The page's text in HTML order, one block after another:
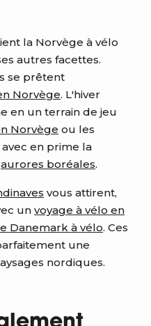
la Norvège à vélo
autres facettes.
se prêtent
Norvège. L'hiver
en un terrain de jeu
Norvège ou les
avec en prime la
aurores boréales.
vous attirent,
un voyage à vélo en
Danemark à vélo. Ces
une
nordiques.